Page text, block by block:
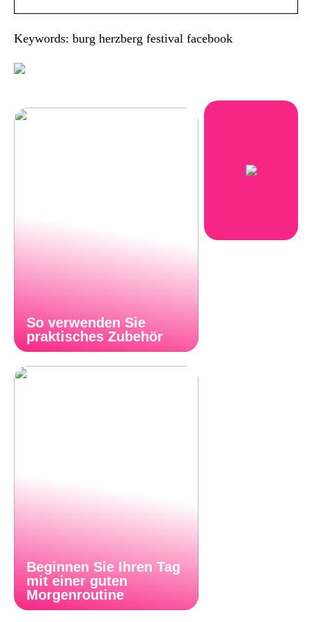
Keywords: burg herzberg festival facebook
So verwenden Sie
praktisches Zubehör
Beginnen Sie Ihren Tag
mit einer guten
Morgenroutine